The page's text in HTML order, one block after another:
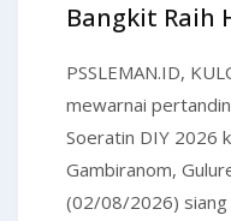
Bangkit Raih
PSSLEMAN.ID,
mewarnai
Soeratin DIY 2026
Gambiranom,
(02/08/2026)